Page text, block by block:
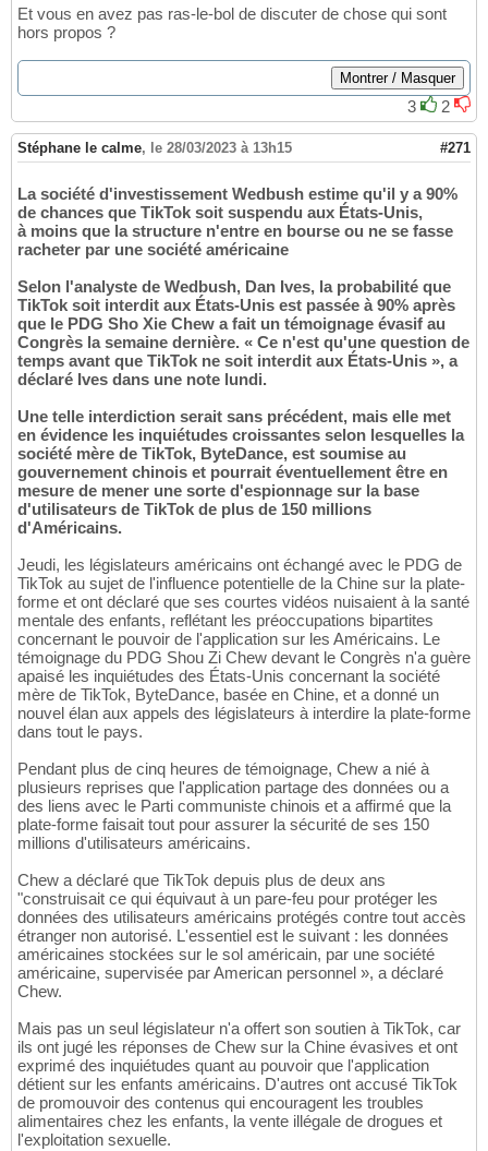
Et vous en avez pas ras-le-bol de discuter de chose qui sont
hors propos ?
3 2
Stéphane le calme, le 28/03/2023 à 13h15 #271
La société d'investissement Wedbush estime qu'il y a 90%
de chances que TikTok soit suspendu aux États-Unis,
à moins que la structure n'entre en bourse ou ne se fasse
racheter par une société américaine
Selon l'analyste de Wedbush, Dan Ives, la probabilité que
TikTok soit interdit aux États-Unis est passée à 90% après
que le PDG Sho Xie Chew a fait un témoignage évasif au
Congrès la semaine dernière. « Ce n'est qu'une question de
temps avant que TikTok ne soit interdit aux États-Unis », a
déclaré Ives dans une note lundi.
Une telle interdiction serait sans précédent, mais elle met
en évidence les inquiétudes croissantes selon lesquelles la
société mère de TikTok, ByteDance, est soumise au
gouvernement chinois et pourrait éventuellement être en
mesure de mener une sorte d'espionnage sur la base
d'utilisateurs de TikTok de plus de 150 millions
d'Américains.
Jeudi, les législateurs américains ont échangé avec le PDG de
TikTok au sujet de l'influence potentielle de la Chine sur la plate-
forme et ont déclaré que ses courtes vidéos nuisaient à la santé
mentale des enfants, reflétant les préoccupations bipartites
concernant le pouvoir de l'application sur les Américains. Le
témoignage du PDG Shou Zi Chew devant le Congrès n'a guère
apaisé les inquiétudes des États-Unis concernant la société
mère de TikTok, ByteDance, basée en Chine, et a donné un
nouvel élan aux appels des législateurs à interdire la plate-forme
dans tout le pays.
Pendant plus de cinq heures de témoignage, Chew a nié à
plusieurs reprises que l'application partage des données ou a
des liens avec le Parti communiste chinois et a affirmé que la
plate-forme faisait tout pour assurer la sécurité de ses 150
millions d'utilisateurs américains.
Chew a déclaré que TikTok depuis plus de deux ans
"construisait ce qui équivaut à un pare-feu pour protéger les
données des utilisateurs américains protégés contre tout accès
étranger non autorisé. L'essentiel est le suivant : les données
américaines stockées sur le sol américain, par une société
américaine, supervisée par American personnel », a déclaré
Chew.
Mais pas un seul législateur n'a offert son soutien à TikTok, car
ils ont jugé les réponses de Chew sur la Chine évasives et ont
exprimé des inquiétudes quant au pouvoir que l'application
détient sur les enfants américains. D'autres ont accusé TikTok
de promouvoir des contenus qui encouragent les troubles
alimentaires chez les enfants, la vente illégale de drogues et
l'exploitation sexuelle.